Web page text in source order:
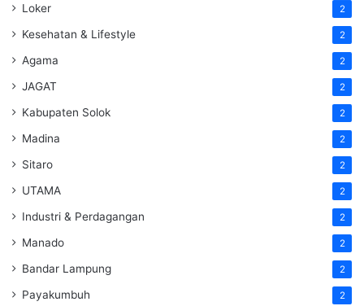
Loker 2
Kesehatan & Lifestyle 2
Agama 2
JAGAT 2
Kabupaten Solok 2
Madina 2
Sitaro 2
UTAMA 2
Industri & Perdagangan 2
Manado 2
Bandar Lampung 2
Payakumbuh 2